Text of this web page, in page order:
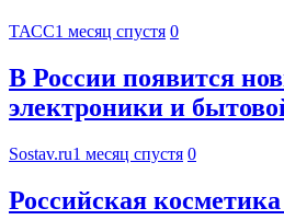
ТАСС1 месяц спустя 0
В России появится
электроники и
Sostav.ru1 месяц спустя 0
Российская